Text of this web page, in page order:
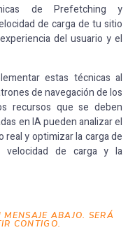
de Prefetching y
de carga de tu sitio
del usuario y el
estas técnicas al
de navegación de los
recursos que se deben
en IA pueden analizar el
y optimizar la carga de
velocidad de carga y la
MENSAJE ABAJO. SERÁ
CONTIGO.